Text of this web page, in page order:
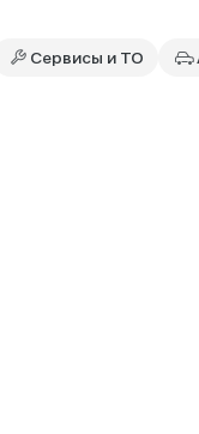
Сервисы и ТО